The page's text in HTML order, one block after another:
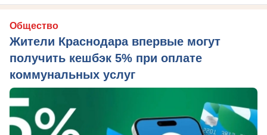
Общество
Жители Краснодара впервые могут
получить кешбэк 5% при оплате
коммунальных услуг